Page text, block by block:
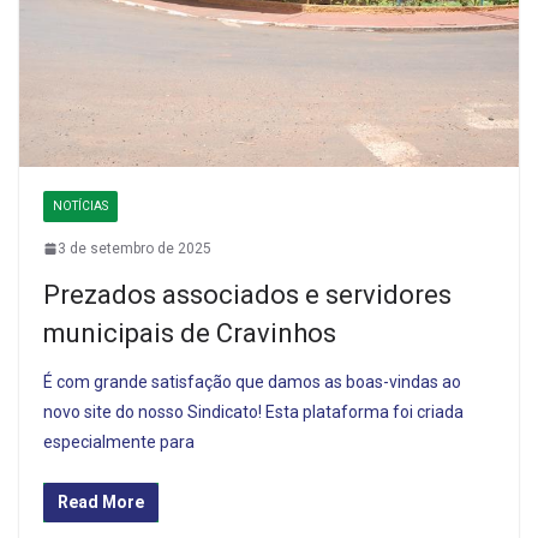
NOTÍCIAS
3 de setembro de 2025
Prezados associados e servidores
municipais de Cravinhos
É com grande satisfação que damos as boas-vindas ao
novo site do nosso Sindicato! Esta plataforma foi criada
especialmente para
Read More